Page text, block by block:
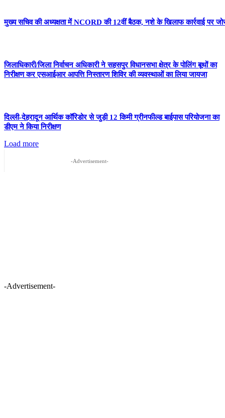
मुख्य सचिव की अध्यक्षता में NCORD की 12वीं बैठक, नशे के खिलाफ कार्रवाई पर
जिलाधिकारी/जिला निर्वाचन अधिकारी ने सहसपुर विधानसभा क्षेत्र के पोलिंग बूथों का
निरीक्षण कर एसआईआर आपत्ति निस्तारण शिविर की व्यवस्थाओं का लिया जायजा
दिल्ली-देहरादून आर्थिक कॉरिडोर से जुड़ी 12 किमी ग्रीनफील्ड बाईपास परियोजना का
डीएम ने किया निरीक्षण
Load more
-Advertisement-
-Advertisement-